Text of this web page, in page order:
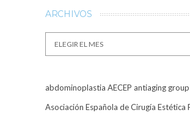
ARCHIVOS
Archivos
abdominoplastia AECEP antiaging
Asociación Española de Cirugía Estética